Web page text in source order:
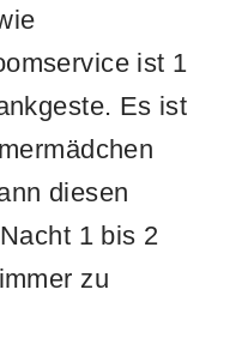
ist 1
Es ist
diesen
1 bis 2
zu